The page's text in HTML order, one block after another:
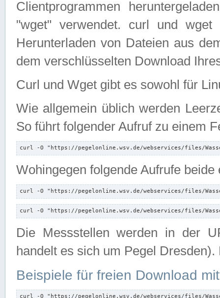
Clientprogrammen
"wget" verwendet. curl und wget
Herunterladen von Dateien aus
dem verschlüsselten Download
Curl und Wget gibt es sowohl für
Wie allgemein üblich werden
So führt folgender Aufruf zu einem
curl -O "https://pegelonline.wsv.de/webservices/files/
Wohingegen folgende Aufrufe beide
curl -O "https://pegelonline.wsv.de/webservices/files/
curl -O "https://pegelonline.wsv.de/webservices/files/
Die Messstellen werden in der
handelt es sich um Pegel
Beispiele für freien Download
curl -O "https://pegelonline.wsv.de/webservices/files/